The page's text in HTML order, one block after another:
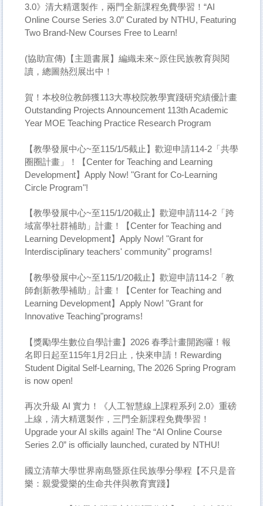
3.0》清大精選製作，兩門全新課程免費學習！“AI
Online Course Series 3.0” Curated by NTHU, Featuring
Two Brand-New Courses Free to Learn!
(協助宣傳)【主題書展】編織未來~原住民族教育與閱
讀，總圖熱烈展出中！
賀！本校8位教師獲113大專校院教學實踐研究績優計畫
Outstanding Projects Announcement 113th Academic
Year MOE Teaching Practice Research Program
【教學發展中心~至115/1/5截止】歡迎申請114-2「共學
圈圈計畫」！【Center for Teaching and Learning
Development】Apply Now! "Grant for Co-Learning
Circle Program"!
【教學發展中心~至115/1/20截止】歡迎申請114-2「跨
域富學社群補助」計畫！【Center for Teaching and
Learning Development】Apply Now! "Grant for
Interdisciplinary teachers' community" programs!
【教學發展中心~至115/1/20截止】歡迎申請114-2「教
師創新教學補助」計畫！【Center for Teaching and
Learning Development】Apply Now! "Grant for
Innovative Teaching"programs!
【獎勵學生數位自學計畫】2026 春季計畫開跑囉！報
名即日起至115年1月2日止，快來申請！Rewarding
Student Digital Self-Learning, The 2026 Spring Program
is now open!
再次升級 AI 實力！《人工智慧線上課程系列 2.0》重磅
上線，清大精選製作，三門全新課程免費學習！
Upgrade your AI skills again! The “AI Online Course
Series 2.0” is officially launched, curated by NTHU!
國立清華大學世界南島暨原住民族學分學程【不只是音
樂：親愛愛樂的生命共伴與教育實踐】